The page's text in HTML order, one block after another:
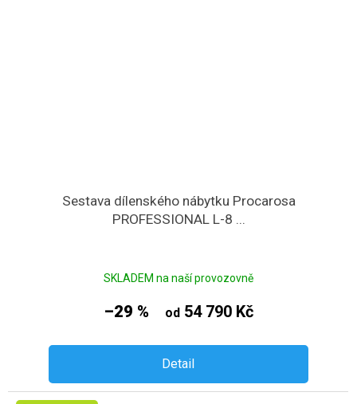
Sestava dílenského nábytku Procarosa
PROFESSIONAL L-8 ...
SKLADEM na naší provozovně
–29 % od54 790 Kč
Detail